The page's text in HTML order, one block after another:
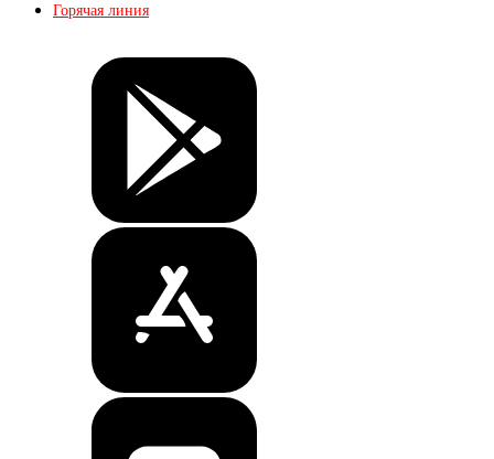
Горячая линия